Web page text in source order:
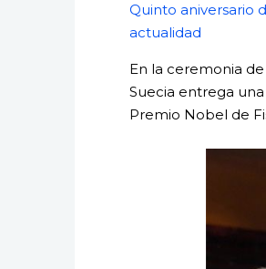
Quinto aniversario
actualidad
En la ceremonia
Suecia entrega
Premio Nobel de